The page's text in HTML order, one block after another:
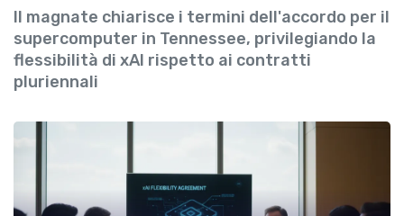
Il magnate chiarisce i termini dell'accordo per il
supercomputer in Tennessee, privilegiando la
flessibilità di xAI rispetto ai contratti
pluriennali